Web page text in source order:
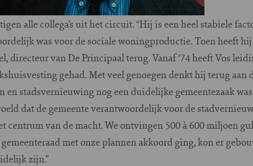
alle collega’s uit het circuit. “Hij is een heel stabiele
was voor de sociale woningproductie. Toen heeft
directeur van De Principaal terug. Vanaf ‘74 heeft Vos
gehad. Met veel genoegen denkt hij terug aan
en stadsvernieuwing nog een duidelijke gemeentezaak
dat de gemeente verantwoordelijk voor de
centrum van de macht. We ontvingen 500 à 600 miljoen
met onze plannen akkoord ging, kon er
zijn.”